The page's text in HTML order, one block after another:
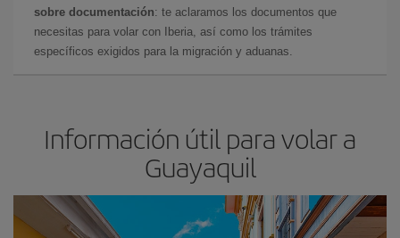
sobre documentación: te aclaramos los documentos que
necesitas para volar con Iberia, así como los trámites
específicos exigidos para la migración y aduanas.
Información útil para volar a
Guayaquil